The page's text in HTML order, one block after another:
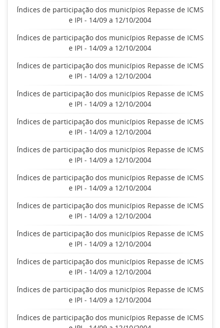
Índices de participação dos municípios Repasse de ICMS
e IPI - 14/09 a 12/10/2004
Índices de participação dos municípios Repasse de ICMS
e IPI - 14/09 a 12/10/2004
Índices de participação dos municípios Repasse de ICMS
e IPI - 14/09 a 12/10/2004
Índices de participação dos municípios Repasse de ICMS
e IPI - 14/09 a 12/10/2004
Índices de participação dos municípios Repasse de ICMS
e IPI - 14/09 a 12/10/2004
Índices de participação dos municípios Repasse de ICMS
e IPI - 14/09 a 12/10/2004
Índices de participação dos municípios Repasse de ICMS
e IPI - 14/09 a 12/10/2004
Índices de participação dos municípios Repasse de ICMS
e IPI - 14/09 a 12/10/2004
Índices de participação dos municípios Repasse de ICMS
e IPI - 14/09 a 12/10/2004
Índices de participação dos municípios Repasse de ICMS
e IPI - 14/09 a 12/10/2004
Índices de participação dos municípios Repasse de ICMS
e IPI - 14/09 a 12/10/2004
Índices de participação dos municípios Repasse de ICMS